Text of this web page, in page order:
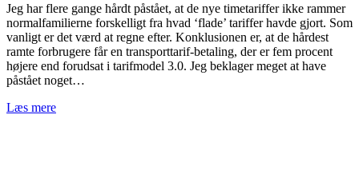
Jeg har flere gange hårdt påstået, at de nye timetariffer ikke rammer
normalfamilierne forskelligt fra hvad ‘flade’ tariffer havde gjort. Som
vanligt er det værd at regne efter. Konklusionen er, at de hårdest
ramte forbrugere får en transporttarif-betaling, der er fem procent
højere end forudsat i tarifmodel 3.0. Jeg beklager meget at have
påstået noget…
Læs mere